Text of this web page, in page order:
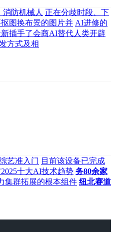
防机械人 正在分歧时段、下
图换布景的图片并 AI进修的
插手了会商AI替代人类开辟
方式及相
艺准入门 目前该设备已完成
十大AI技术趋势 务80余家
集群拓展的根本组件 纽北赛道